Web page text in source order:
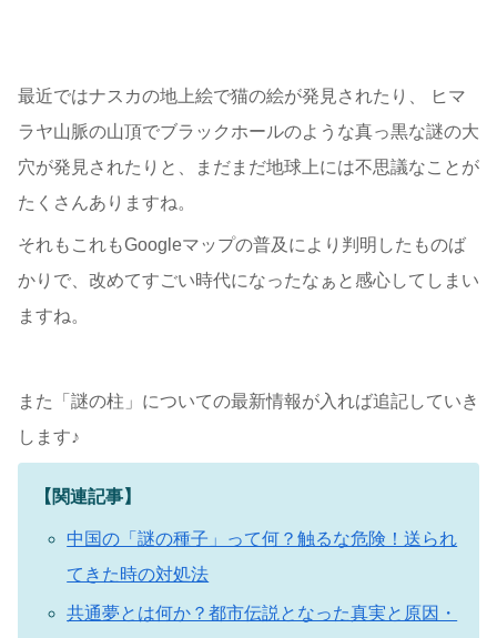
最近ではナスカの地上絵で猫の絵が発見されたり、 ヒマ
ラヤ山脈の山頂でブラックホールのような真っ黒な謎の大
穴が発見されたりと、まだまだ地球上には不思議なことが
たくさんありますね。
それもこれもGoogleマップの普及により判明したものば
かりで、改めてすごい時代になったなぁと感心してしまい
ますね。
また「謎の柱」についての最新情報が入れば追記していき
します♪
【関連記事】
中国の「謎の種子」って何？触るな危険！送られ
てきた時の対処法
共通夢とは何か？都市伝説となった真実と原因・